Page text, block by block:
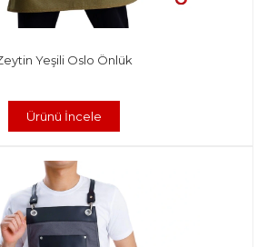
Yeşili Oslo Önlük
Ürünü İncele